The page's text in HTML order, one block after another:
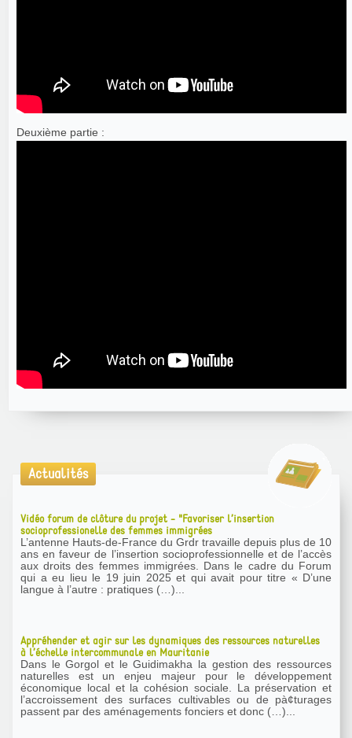
Deuxième partie :
Actualités
Vidéo forum de clôture du projet - "Favoriser l’insertion
socioprofessionelle des femmes immigrées
L’antenne Hauts-de-France du Grdr travaille depuis plus de 10
ans en faveur de l’insertion socioprofessionnelle et de l’accès
aux droits des femmes immigrées. Dans le cadre du Forum
qui a eu lieu le 19 juin 2025 et qui avait pour titre « D’une
langue à l’autre : pratiques (…)...
Appréhender et agir sur les dynamiques des ressources naturelles
à l’échelle intercommunale en Mauritanie
Dans le Gorgol et le Guidimakha la gestion des ressources
naturelles est un enjeu majeur pour le développement
économique local et la cohésion sociale. La préservation et
l’accroissement des surfaces cultivables ou de pà¢turages
passent par des aménagements fonciers et donc (…)...